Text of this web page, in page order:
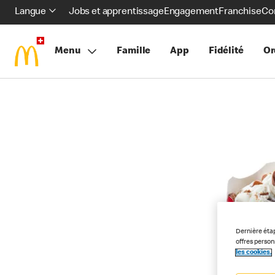
Langue Jobs et apprentissageEngagementFranchise
Menu Famille App Fidélité
Dernière
offres
les cookies.